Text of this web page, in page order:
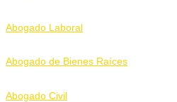
Abogado Laboral
Abogado de Bienes Raíces
Abogado Civil